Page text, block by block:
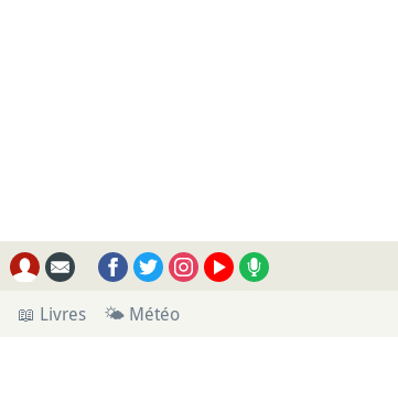
📖 Livres 🌤 Météo